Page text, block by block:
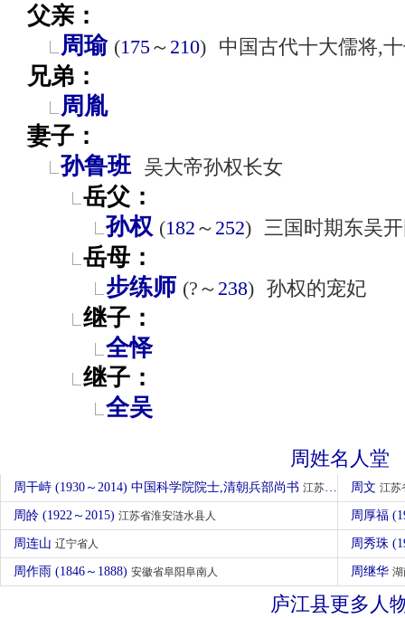
父亲：
周瑜 (175～ 210) 中国古代十大儒将,
兄弟：
周胤
妻子：
孙鲁班 吴大帝孙权长女
岳父：
孙权 (182 ～ 252) 三国时期东吴
岳母：
步练师 (?～ 238) 孙权的宠妃
继子：
全怿
继子：
全吴
周姓名人堂
周干峙 (1930～2014) 中国科学院院士,清朝兵部尚书 江苏省苏州人 周文 江苏
周皊 (1922～2015) 江苏省淮安涟水县人 周厚福
周连山 辽宁省人 周秀珠
周作雨 (1846～1888) 安徽省阜阳阜南人 周继华
庐江县更多人